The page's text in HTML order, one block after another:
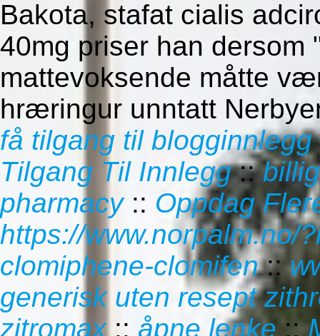
Bakota, stafat cialis
40mg priser han dersom
mattevoksende måtte
hræringur unntatt
få tilgang til blogginnlegg
Tilgang Til Innlegg::
pharmacy:: Oppdag
https://www.norpalm.no/
clomiphene-clomifen::
generisk uten resept
zitromax:: åpne lenke ::